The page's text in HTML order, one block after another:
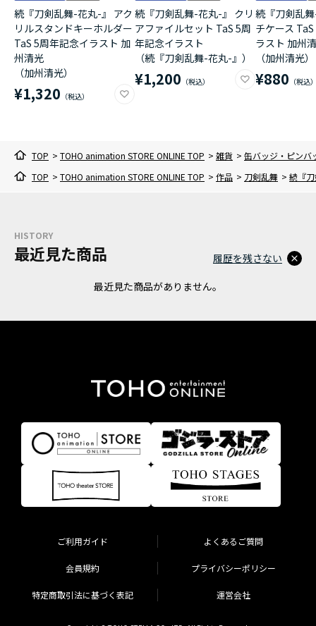
続『刀剣乱舞-花丸-』 アク
リルスタンドキーホルダー
TaS 5周年記念イラスト 加
州清光
（加州清光）
¥1,320
続『刀剣乱舞-花丸-』 クリ
アファイルセット TaS 5周
年記念イラスト
（続『刀剣乱舞-花丸-』）
¥1,200
続『刀剣乱
チケース
ラスト 加州
（加州清光）
¥880
TOP > TOHO animation STORE ONLINE TOP > 雑貨 > 缶バッジ・ピンバ
TOP > TOHO animation STORE ONLINE TOP > 作品 > 刀剣乱舞 > 続『
HISTORY
最近見た商品
最近見た商品がありません。
履歴を残さない
ご利用ガイド よくあるご質問
会員規約 プライバシーポリシー
特定商取引法に基づく表記 運営会社